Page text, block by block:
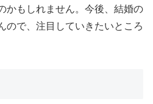
かもしれません。今後、結婚の
ので、注目していきたいところ